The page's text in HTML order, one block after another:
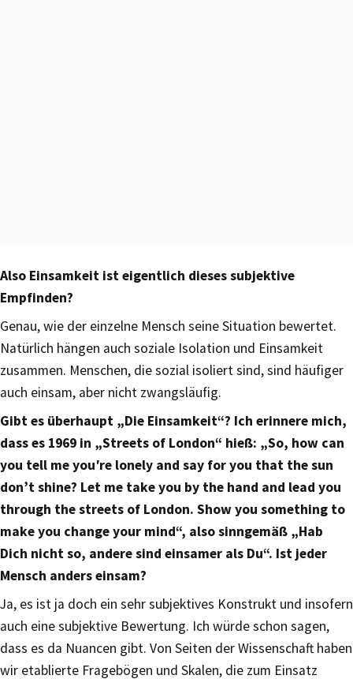
Also Einsamkeit ist eigentlich dieses subjektive
Empfinden?
Genau, wie der einzelne Mensch seine Situation bewertet.
Natürlich hängen auch soziale Isolation und Einsamkeit
zusammen. Menschen, die sozial isoliert sind, sind häufiger
auch einsam, aber nicht zwangsläufig.
Gibt es überhaupt „Die Einsamkeit“? Ich erinnere mich,
dass es 1969 in „Streets of London“ hieß: „So, how can
you tell me you′re lonely and say for you that the sun
don’t shine? Let me take you by the hand and lead you
through the streets of London. Show you something to
make you change your mind“, also sinngemäß „Hab
Dich nicht so, andere sind einsamer als Du“. Ist jeder
Mensch anders einsam?
Ja, es ist ja doch ein sehr subjektives Konstrukt und insofern
auch eine subjektive Bewertung. Ich würde schon sagen,
dass es da Nuancen gibt. Von Seiten der Wissenschaft haben
wir etablierte Fragebögen und Skalen, die zum Einsatz